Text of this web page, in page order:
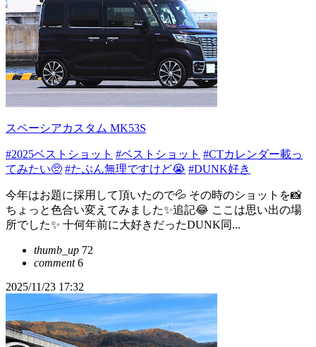
スペーシアカスタム MK53S
#2025ベストショット #ベストショット #CTカレンダー載っ
てみたい🥺 #たぶん無理ですけど😭 #DUNK好き
今年はお題に採用して頂いたので💦 その時のショットを📸
ちょっと色合い変えてみました✨追記😂 ここは思い出の場
所でした✨ 十何年前に大好きだったDUNK同...
thumb_up 72
comment6
2025/11/23 17:32